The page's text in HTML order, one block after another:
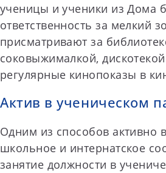
ученицы и ученики из Дома
ответственность за мелкий
присматривают за
соковыжималкой,
регулярные кинопоказы в
Актив в ученическом
Одним из способов активно
школьное и интернатское
занятие должности в